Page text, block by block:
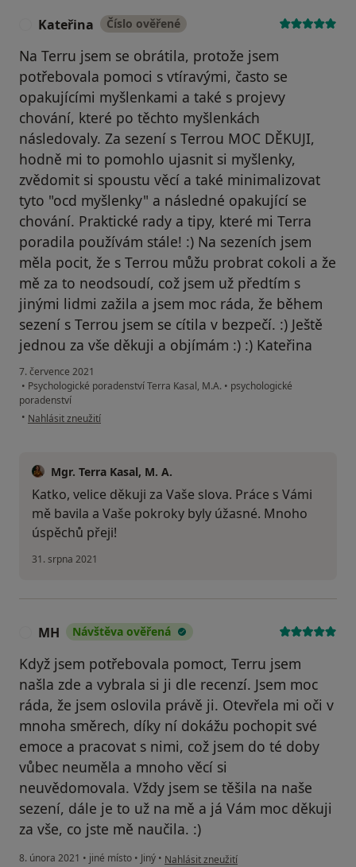
Kateřina Číslo ověřené
Na Terru jsem se obrátila, protože jsem
potřebovala pomoci s vtíravými, často se
opakujícími myšlenkami a také s projevy
chování, které po těchto myšlenkách
následovaly. Za sezení s Terrou MOC DĚKUJI,
hodně mi to pomohlo ujasnit si myšlenky,
zvědomit si spoustu věcí a také minimalizovat
tyto "ocd myšlenky" a následné opakující se
chování. Praktické rady a tipy, které mi Terra
poradila používám stále! :) Na sezeních jsem
měla pocit, že s Terrou můžu probrat cokoli a že
mě za to neodsoudí, což jsem už předtím s
jinými lidmi zažila a jsem moc ráda, že během
sezení s Terrou jsem se cítila v bezpečí. :) Ještě
jednou za vše děkuji a objímám :) :) Kateřina
7. července 2021
• Psychologické poradenství Terra Kasal, M.A. • psychologické
poradenství
• podle názoru uživatele Kateřina
Nahlásit zneužití
Mgr. Terra Kasal, M. A.
Katko, velice děkuji za Vaše slova. Práce s Vámi
mě bavila a Vaše pokroky byly úžasné. Mnoho
úspěchů přeji!
31. srpna 2021
MH Návštěva ověřená
Když jsem potřebovala pomoct, Terru jsem
našla zde a vybrala si ji dle recenzí. Jsem moc
ráda, že jsem oslovila právě ji. Otevřela mi oči v
mnoha směrech, díky ní dokážu pochopit své
emoce a pracovat s nimi, což jsem do té doby
vůbec neuměla a mnoho věcí si
neuvědomovala. Vždy jsem se těšila na naše
sezení, dále je to už na mě a já Vám moc děkuji
za vše, co jste mě naučila. :)
8. února 2021 • jiné místo • Jiný • podle názoru uživatele MH
Nahlásit zneužití